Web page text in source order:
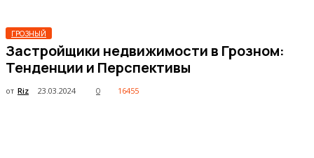
ГРОЗНЫЙ
Застройщики недвижимости в Грозном:
Тенденции и Перспективы
от Riz 23.03.2024 0 16455